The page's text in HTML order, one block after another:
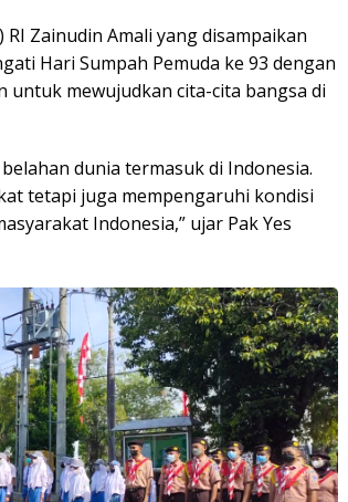
Zainudin Amali yang disampaikan
Hari Sumpah Pemuda ke 93 dengan
mewujudkan cita-cita bangsa di
dunia termasuk di Indonesia.
tetapi juga mempengaruhi kondisi
Indonesia,” ujar Pak Yes